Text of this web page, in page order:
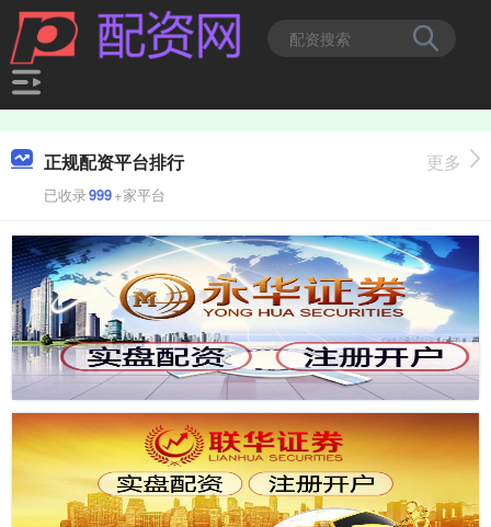
正规配资平台排行
已收录999+家平台
更多